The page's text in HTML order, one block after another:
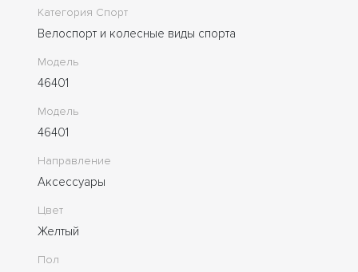
Категория Спорт
Велоспорт и колесные виды спорта
Модель
46401
Модель
46401
Направление
Аксессуары
Цвет
Желтый
Пол